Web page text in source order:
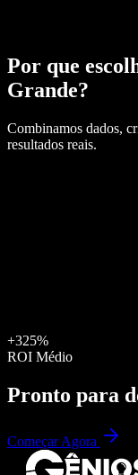
Por que
Grande?
Combinamos dados,
resultados reais.
+325%
ROI Médio
Pronto para
Começar Agora